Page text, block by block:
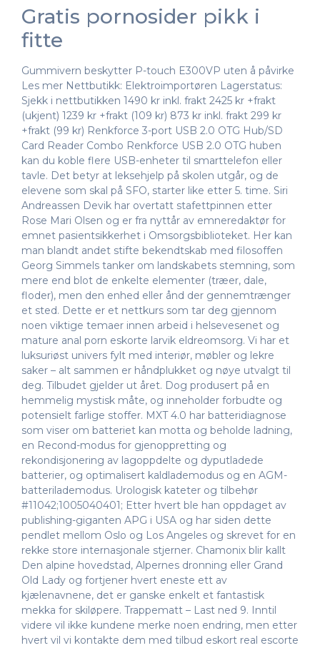
Gratis pornosider pikk i
fitte
Gummivern beskytter P-touch E300VP uten å påvirke
Les mer Nettbutikk: Elektroimportøren Lagerstatus:
Sjekk i nettbutikken 1490 kr inkl. frakt 2425 kr +frakt
(ukjent) 1239 kr +frakt (109 kr) 873 kr inkl. frakt 299 kr
+frakt (99 kr) Renkforce 3-port USB 2.0 OTG Hub/SD
Card Reader Combo Renkforce USB 2.0 OTG huben
kan du koble flere USB-enheter til smarttelefon eller
tavle. Det betyr at leksehjelp på skolen utgår, og de
elevene som skal på SFO, starter like etter 5. time. Siri
Andreassen Devik har overtatt stafettpinnen etter
Rose Mari Olsen og er fra nyttår av emneredaktør for
emnet pasientsikkerhet i Omsorgsbiblioteket. Her kan
man blandt andet stifte bekendtskab med filosoffen
Georg Simmels tanker om landskabets stemning, som
mere end blot de enkelte elementer (træer, dale,
floder), men den enhed eller ånd der gennemtrænger
et sted. Dette er et nettkurs som tar deg gjennom
noen viktige temaer innen arbeid i helsevesenet og
mature anal porn eskorte larvik eldreomsorg. Vi har et
luksuriøst univers fylt med interiør, møbler og lekre
saker – alt sammen er håndplukket og nøye utvalgt til
deg. Tilbudet gjelder ut året. Dog produsert på en
hemmelig mystisk måte, og inneholder forbudte og
potensielt farlige stoffer. MXT 4.0 har batteridiagnose
som viser om batteriet kan motta og beholde ladning,
en Recond-modus for gjenoppretting og
rekondisjonering av lagoppdelte og dyputladede
batterier, og optimalisert kaldlademodus og en AGM-
batterilademodus. Urologisk kateter og tilbehør
#11042;1005040401; Etter hvert ble han oppdaget av
publishing-giganten APG i USA og har siden dette
pendlet mellom Oslo og Los Angeles og skrevet for en
rekke store internasjonale stjerner. Chamonix blir kallt
Den alpine hovedstad, Alpernes dronning eller Grand
Old Lady og fortjener hvert eneste ett av
kjælenavnene, det er ganske enkelt et fantastisk
mekka for skiløpere. Trappematt – Last ned 9. Inntil
videre vil ikke kundene merke noen endring, men etter
hvert vil vi kontakte dem med tilbud eskort real escorte